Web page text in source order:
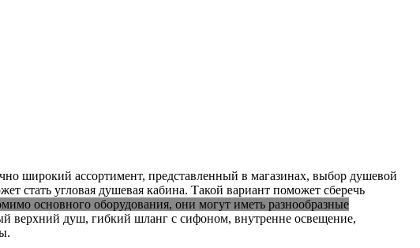
широкий ассортимент, представленный в магазинах, выбор душевой
стать угловая душевая кабина. Такой вариант поможет сберечь
основного оборудования, они могут иметь разнообразные
верхний душ, гибкий шланг с сифоном, внутренне освещение,